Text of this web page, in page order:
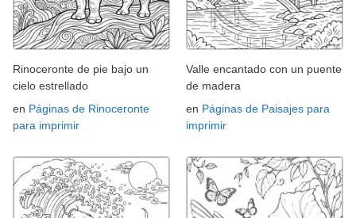
Rinoceronte de pie bajo un
cielo estrellado
en Páginas de Rinoceronte
para imprimir
Valle encantado con un puente
de madera
en Páginas de Paisajes para
imprimir